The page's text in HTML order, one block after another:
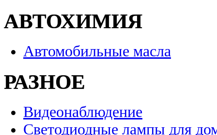
АВТОХИМИЯ
Автомобильные масла
РАЗНОЕ
Видеонаблюдение
Светодиодные лампы для